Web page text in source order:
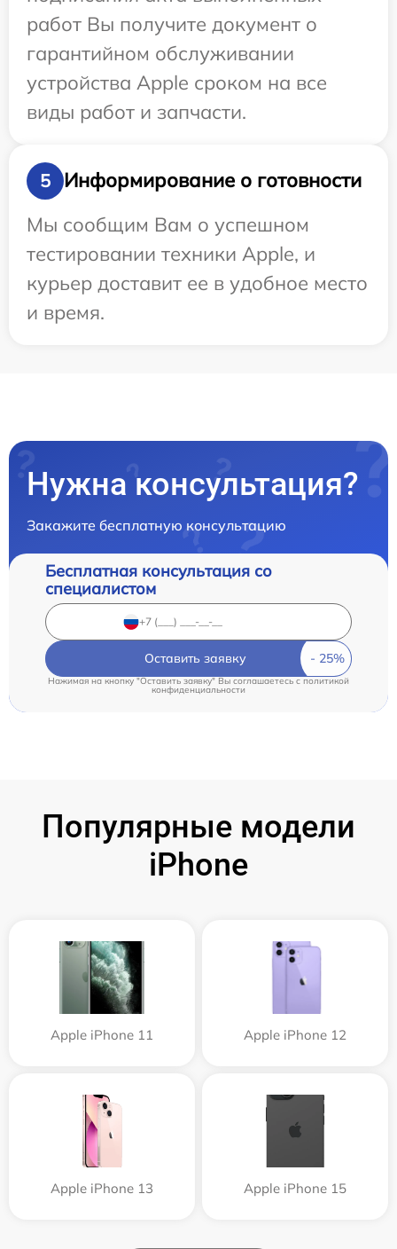
работ Вы получите документ о
гарантийном обслуживании
устройства Apple сроком на все
виды работ и запчасти.
5
Информирование о готовности
Мы сообщим Вам о успешном
тестировании техники Apple, и
курьер доставит ее в удобное место
и время.
Нужна консультация?
Закажите бесплатную консультацию
Бесплатная консультация со
специалистом
Оставить заявку
Нажимая на кнопку "Оставить заявку" Вы соглашаетесь cполитикой
конфиденциальности
Популярные модели
iPhone
Apple iPhone 11 Apple iPhone 12
Apple iPhone 13 Apple iPhone 15